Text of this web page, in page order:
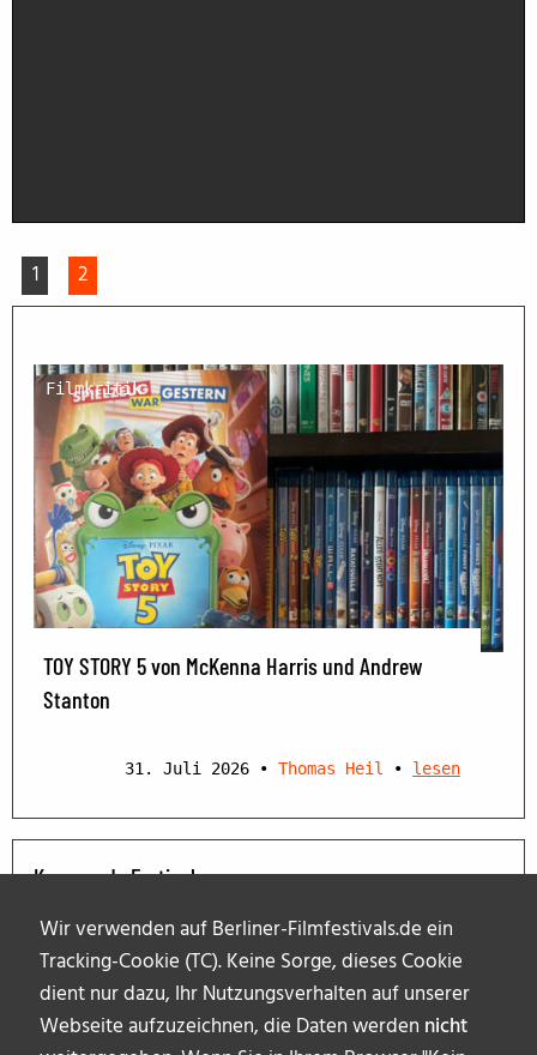
Wir verwenden auf Berliner-Filmfestivals.de ein
Tracking-Cookie (TC). Keine Sorge, dieses Cookie
dient nur dazu, Ihr Nutzungsverhalten auf unserer
Webseite aufzuzeichnen, die Daten werden nicht
1 2
Filmkritik
TOY STORY 5 von McKenna Harris und Andrew
Stanton
31. Juli 2026 • Thomas Heil • lesen
Kommende Festivals